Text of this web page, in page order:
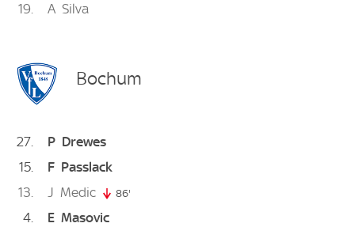
19 A Silva
Bochum
27 P Drewes
15
F Passlack
13
J Medic 86'
4 E Masovic